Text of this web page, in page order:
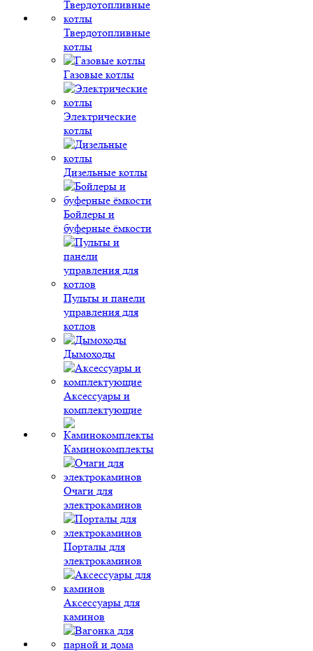
Твердотопливные
котлы
Газовые котлы
Электрические
котлы
Дизельные котлы
Бойлеры и
буферные ёмкости
Пульты и панели
управления для
котлов
Дымоходы
Аксессуары и
комплектующие
Каминокомплекты
Очаги для
электрокаминов
Порталы для
электрокаминов
Аксессуары для
каминов